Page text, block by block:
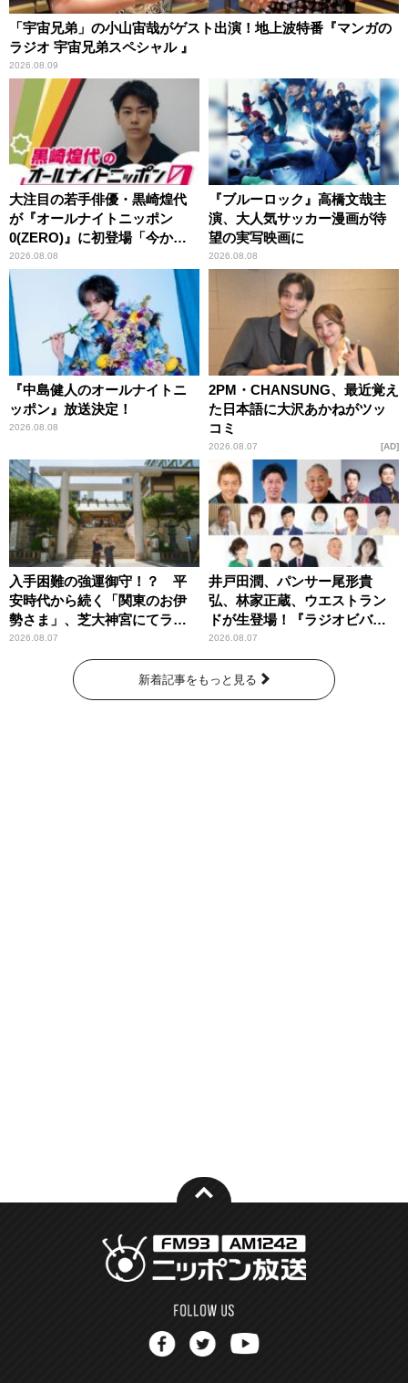
「宇宙兄弟」の小山宙哉がゲスト出演！地上波特番『マンガの
ラジオ 宇宙兄弟スペシャル 』
2026.08.09
大注目の若手俳優・黒崎煌代
が『オールナイトニッポン
0(ZERO)』に初登場「今から
とてもワクワクしておりま
す！」
2026.08.08
『ブルーロック』高橋文哉主
演、大人気サッカー漫画が待
望の実写映画に
2026.08.08
『中島健人のオールナイトニ
ッポン』放送決定！
2026.08.08
2PM・CHANSUNG、最近覚え
た日本語に大沢あかねがツッ
コミ
2026.08.07 AD
入手困難の強運御守！？ 平
安時代から続く「関東のお伊
勢さま」、芝大神宮にてラン
パンプスが合格祈願！
2026.08.07
井戸田潤、パンサー尾形貴
弘、林家正蔵、ウエストラン
ドが生登場！『ラジオビバリ
ー昼ズ』
2026.08.07
新着記事をもっと見る